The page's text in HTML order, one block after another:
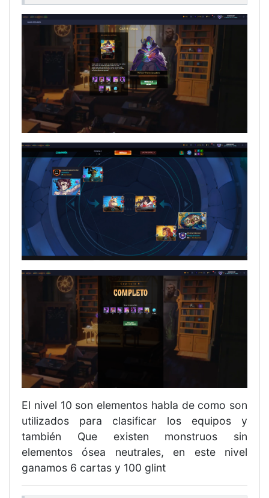
El nivel 10 son elementos habla de como son
utilizados para clasificar los equipos y
también Que existen monstruos sin
elementos ósea neutrales, en este nivel
ganamos 6 cartas y 100 glint